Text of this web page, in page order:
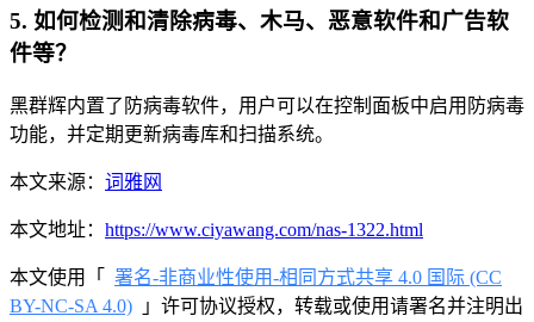
5. 如何检测和清除病毒、木马、恶意软件和广告软
件等？
黑群辉内置了防病毒软件，用户可以在控制面板中启用防病毒
功能，并定期更新病毒库和扫描系统。
本文来源： 词雅网
本文地址： https://www.ciyawang.com/nas-1322.html
本文使用「 署名-非商业性使用-相同方式共享 4.0 国际 (CC
BY-NC-SA 4.0) 」许可协议授权，转载或使用请署名并注明出